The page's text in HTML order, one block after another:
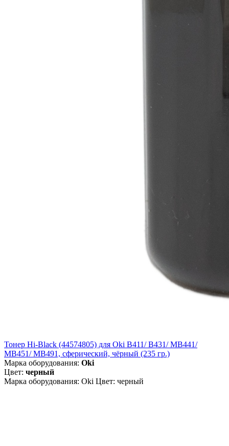
Тонер Hi-Black (44574805) для Oki B411/ B431/ MB441/
MB451/ MB491, сферический, чёрный (235 гр.)
Марка оборудования: Oki
Цвет: черный
Марка оборудования: Oki Цвет: черный